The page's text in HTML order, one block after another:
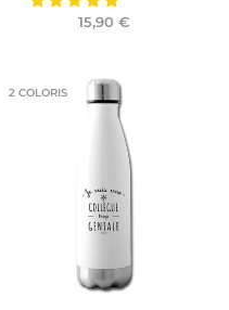
15,90 €
2 COLORIS